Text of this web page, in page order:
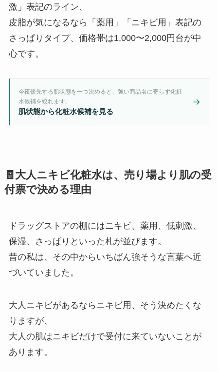
激」表記のライン、
皮脂が気になるなら「薬用」「ニキビ用」表記の
さっぱりタイプ、価格帯は1,000〜2,000円台が中
心です。
今夜優先する肌状態を一つ決めると、強い商品名に寄らず化粧
水候補を絞れます。
肌状態から化粧水候補を見る
→
🧾大人ニキビ化粧水は、売り場より肌の受
付票で決める理由
ドラッグストアの棚にはニキビ、薬用、低刺激、
保湿、さっぱりといった札が並びます。
昔の私は、その中からいちばん強そうな言葉へ近
づいていました。
大人ニキビがあるならニキビ用、そう決めたくな
りますが、
大人の肌はニキビだけで受付に来ていないことが
あります。